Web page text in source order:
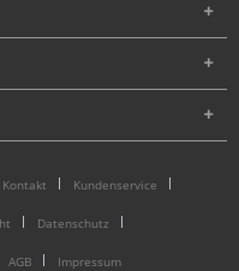
Kontakt Kundenservice
Datenschutz
AGB Impressum